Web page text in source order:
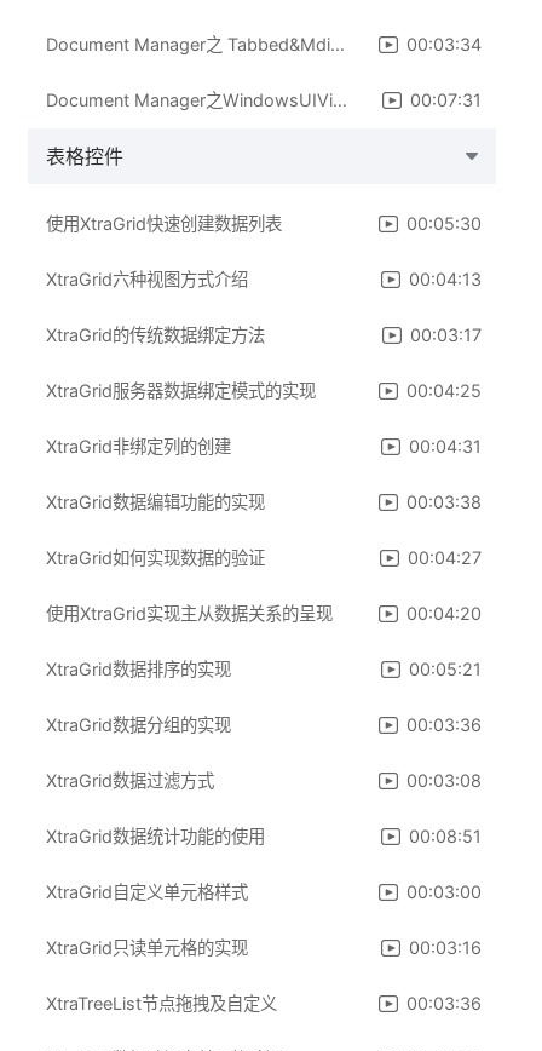
Document Manager之 Tabbed&MdiView视图介绍 00:03:34
Document Manager之WindowsUIView视图介绍 00:07:31
表格控件
使用XtraGrid快速创建数据列表 00:05:30
XtraGrid六种视图方式介绍 00:04:13
XtraGrid的传统数据绑定方法 00:03:17
XtraGrid服务器数据绑定模式的实现 00:04:25
XtraGrid非绑定列的创建 00:04:31
XtraGrid数据编辑功能的实现 00:03:38
XtraGrid如何实现数据的验证 00:04:27
使用XtraGrid实现主从数据关系的呈现 00:04:20
XtraGrid数据排序的实现 00:05:21
XtraGrid数据分组的实现 00:03:36
XtraGrid数据过滤方式 00:03:08
XtraGrid数据统计功能的使用 00:08:51
XtraGrid自定义单元格样式 00:03:00
XtraGrid只读单元格的实现 00:03:16
XtraTreeList节点拖拽及自定义 00:03:36